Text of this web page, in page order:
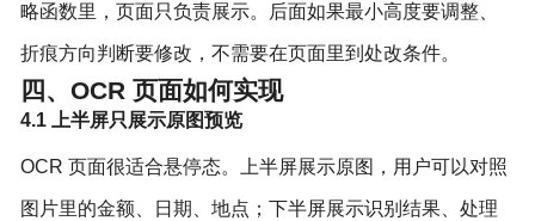
略函数里，页面只负责展示。后面如果最小高度要调整、
折痕方向判断要修改，不需要在页面里到处改条件。
四、OCR 页面如何实现
4.1 上半屏只展示原图预览
OCR 页面很适合悬停态。上半屏展示原图，用户可以对照
图片里的金额、日期、地点；下半屏展示识别结果、处理